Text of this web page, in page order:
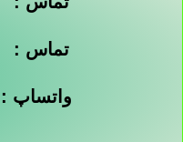
تماس :
واتساپ